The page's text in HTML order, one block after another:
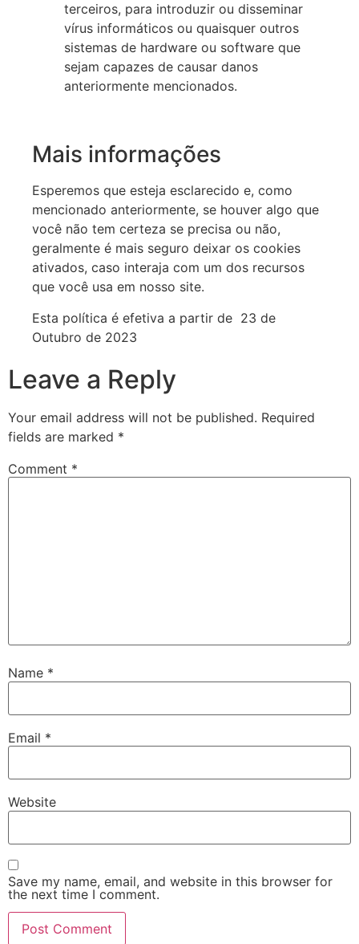
terceiros, para introduzir ou disseminar
vírus informáticos ou quaisquer outros
sistemas de hardware ou software que
sejam capazes de causar danos
anteriormente mencionados.
Mais informações
Esperemos que esteja esclarecido e, como
mencionado anteriormente, se houver algo que
você não tem certeza se precisa ou não,
geralmente é mais seguro deixar os cookies
ativados, caso interaja com um dos recursos
que você usa em nosso site.
Esta política é efetiva a partir de 23 de
Outubro de 2023
Leave a Reply
Your email address will not be published. Required
fields are marked *
Comment *
Name *
Email *
Website
Save my name, email, and website in this browser for
the next time I comment.